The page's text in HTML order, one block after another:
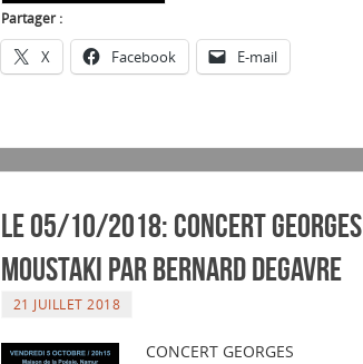
Partager :
X Facebook E-mail
Le 05/10/2018: Concert Georges
Moustaki par Bernard DEGAVRE
21 JUILLET 2018
CONCERT GEORGES